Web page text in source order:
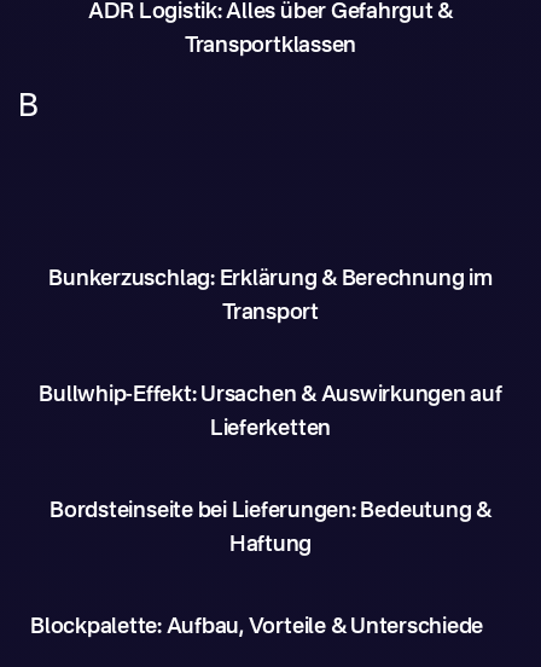
ADR Logistik: Alles über Gefahrgut &
Transportklassen
B
Bunkerzuschlag: Erklärung & Berechnung im
Transport
Bullwhip-Effekt: Ursachen & Auswirkungen auf
Lieferketten
Bordsteinseite bei Lieferungen: Bedeutung &
Haftung
Blockpalette: Aufbau, Vorteile & Unterschiede